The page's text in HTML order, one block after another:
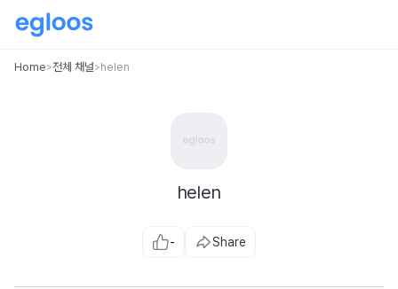
Home>전체 채널>helen
helen
- Share